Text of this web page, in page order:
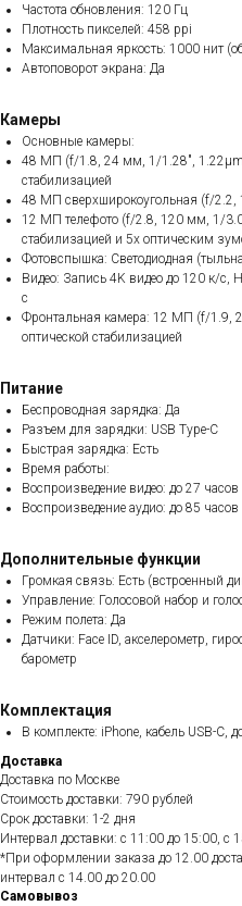
Частота обновления: 120 Гц
Плотность пикселей: 458 ppi
Максимальная яркость: 1000 нит
Автоповорот экрана: Да
Камеры
Основные камеры:
48 МП (f/1.8, 24 мм, 1/1.28",
стабилизацией
48 МП сверхширокоугольная (f/
12 МП телефото (f/2.8, 120 мм, 1/
стабилизацией и 5x оптическим
Фотовспышка: Светодиодная
Видео: Запись 4K видео до 120 к/с,
с
Фронтальная камера: 12 МП (f/1.9,
оптической стабилизацией
Питание
Беспроводная зарядка: Да
Разъем для зарядки: USB Type-C
Быстрая зарядка: Есть
Время работы:
Воспроизведение видео: до 27 часов
Воспроизведение аудио: до 85 часов
Дополнительные функции
Громкая связь: Есть (встроенный
Управление: Голосовой набор и
Режим полета: Да
Датчики: Face ID, акселерометр,
барометр
Комплектация
В комплекте: iPhone, кабель USB-C,
Доставка
Доставка по Москве
Стоимость доставки: 790 рублей
Срок доставки: 1-2 дня
Интервал доставки: с 11:00 до 15:00, с
*При оформлении заказа до 12.00
интервал с 14.00 до 20.00
Самовывоз